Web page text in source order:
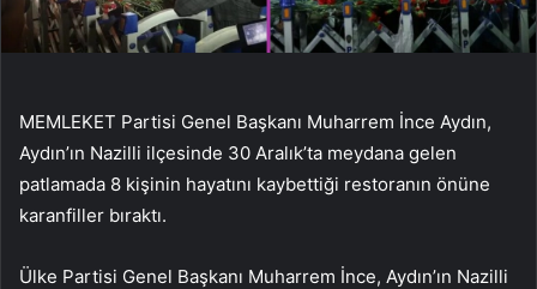
MEMLEKET Partisi Genel Başkanı Muharrem İnce Aydın,
Aydın’ın Nazilli ilçesinde 30 Aralık’ta meydana gelen
patlamada 8 kişinin hayatını kaybettiği restoranın önüne
karanfiller bıraktı.
Ülke Partisi Genel Başkanı Muharrem İnce, Aydın’ın Nazilli